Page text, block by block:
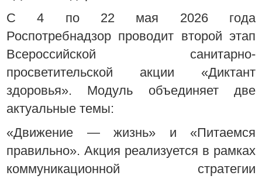
С 4 по 22 мая 2026 года
Роспотребнадзор проводит второй этап
Всероссийской санитарно-
просветительской акции «Диктант
здоровья». Модуль объединяет две
актуальные темы:
«Движение — жизнь» и «Питаемся
правильно». Акция реализуется в рамках
коммуникационной стратегии